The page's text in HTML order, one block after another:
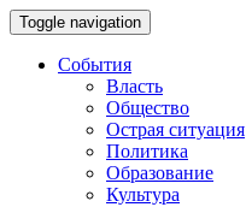
Toggle navigation
События
Власть
Общество
Острая ситуация
Политика
Образование
Культура